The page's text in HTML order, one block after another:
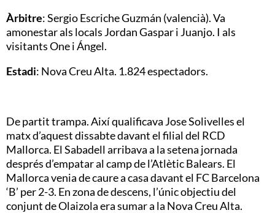
Àrbitre: Sergio Escriche Guzmán (valencià). Va
amonestar als locals Jordan Gaspar i Juanjo. I als
visitants One i Ángel.
Estadi: Nova Creu Alta. 1.824 espectadors.
De partit trampa. Així qualificava Jose Solivelles el
matx d’aquest dissabte davant el filial del RCD
Mallorca. El Sabadell arribava a la setena jornada
després d’empatar al camp de l’Atlètic Balears. El
Mallorca venia de caure a casa davant el FC Barcelona
‘B’ per 2-3. En zona de descens, l’únic objectiu del
conjunt de Olaizola era sumar a la Nova Creu Alta.